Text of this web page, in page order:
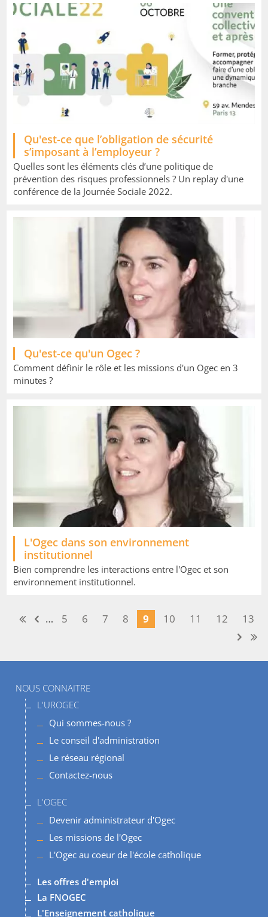
Qu'est-ce que l’obligation de sécurité
s’imposant à l’employeur ?
Quelles sont les éléments clés d’une politique de
prévention des risques professionnels ? Un replay d'une
conférence de la Journée Sociale 2022.
Qu'est-ce qu'un Ogec ?
Comment définir le rôle et les missions d'un Ogec en 3
minutes ?
L'Ogec dans son environnement
institutionnel
Bien comprendre les interactions entre l'Ogec et son
environnement institutionnel.
Pagination
… Page
5 Page
6 Page
7 Page
8
Page
9 Page
10 Page
11 Page
12 Page
13
Menu
haut
NOUS CONNAITRE
L'UROGEC
Qui sommes-nous ?
Le conseil d'administration
Le réseau régional
Contactez-nous
L'OGEC
Devenir administrateur d'Ogec
Les missions de l'Ogec
L'Ogec au coeur de l'école catholique
Les offres d'emploi
La FNOGEC
L'Enseignement catholique